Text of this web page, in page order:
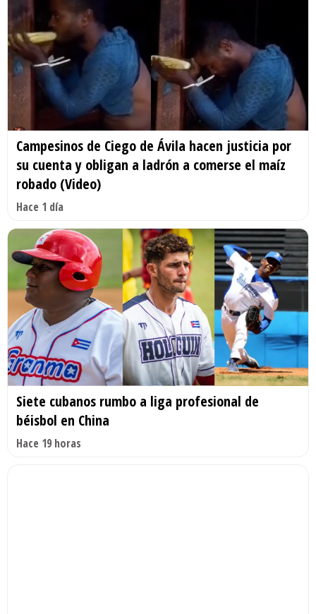
Campesinos de Ciego de Ávila hacen justicia por
su cuenta y obligan a ladrón a comerse el maíz
robado (Video)
Hace 1 día
Siete cubanos rumbo a liga profesional de
béisbol en China
Hace 19 horas